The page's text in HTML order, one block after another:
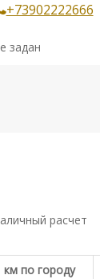
+73902222666
задан
расчет
км по городу